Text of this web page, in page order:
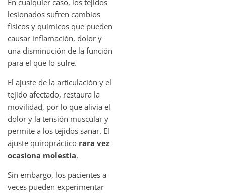
lesionados sufren cambios
físicos y químicos que pueden
causar inflamación, dolor y
una disminución de la función
para el que lo sufre.
El ajuste de la articulación y el
tejido afectado, restaura la
movilidad, por lo que alivia el
dolor y la tensión muscular y
permite a los tejidos sanar. El
ajuste quiropráctico rara vez
ocasiona molestia.
Sin embargo, los pacientes a
veces pueden experimentar